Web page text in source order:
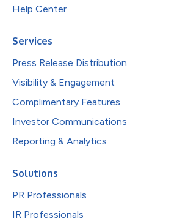
Help Center
Services
Press Release Distribution
Visibility & Engagement
Complimentary Features
Investor Communications
Reporting & Analytics
Solutions
PR Professionals
IR Professionals